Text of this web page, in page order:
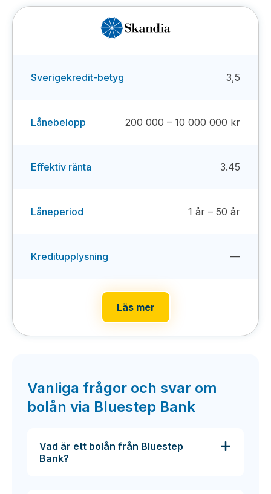
Sverigekredit-betyg 3,5
Lånebelopp 200 000 – 10 000 000 kr
Effektiv ränta 3.45
Låneperiod 1 år – 50 år
Kreditupplysning —
Läs mer
Vanliga frågor och svar om
bolån via Bluestep Bank
Vad är ett bolån från Bluestep
Bank?